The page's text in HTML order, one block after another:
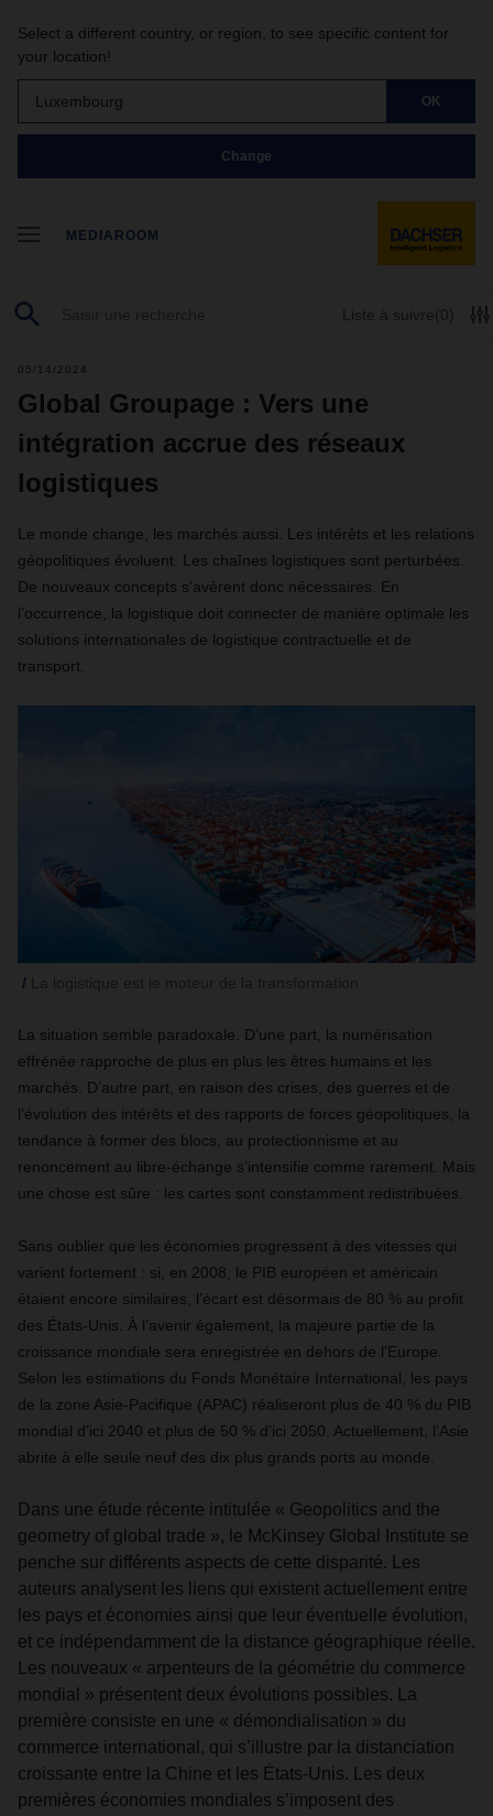
Select a different country, or region, to see specific content for
your location!
Luxembourg OK
Change
MEDIAROOM
Liste à suivre(0)
05/14/2024
Global Groupage : Vers une
intégration accrue des réseaux
logistiques
Le monde change, les marchés aussi. Les intérêts et les relations
géopolitiques évoluent. Les chaînes logistiques sont perturbées.
De nouveaux concepts s’avèrent donc nécessaires. En
l’occurrence, la logistique doit connecter de manière optimale les
solutions internationales de logistique contractuelle et de
transport.
La situation semble paradoxale. D’une part, la numérisation
effrénée rapproche de plus en plus les êtres humains et les
marchés. D’autre part, en raison des crises, des guerres et de
l’évolution des intérêts et des rapports de forces géopolitiques, la
tendance à former des blocs, au protectionnisme et au
renoncement au libre-échange s’intensifie comme rarement. Mais
une chose est sûre : les cartes sont constamment redistribuées.
Sans oublier que les économies progressent à des vitesses qui
varient fortement : si, en 2008, le PIB européen et américain
étaient encore similaires, l’écart est désormais de 80 % au profit
des États-Unis. À l’avenir également, la majeure partie de la
croissance mondiale sera enregistrée en dehors de l’Europe.
Selon les estimations du Fonds Monétaire International, les pays
de la zone Asie-Pacifique (APAC) réaliseront plus de 40 % du PIB
mondial d’ici 2040 et plus de 50 % d’ici 2050. Actuellement, l’Asie
abrite à elle seule neuf des dix plus grands ports au monde.
Dans une étude récente intitulée « Geopolitics and the
geometry of global trade », le McKinsey Global Institute se
penche sur différents aspects de cette disparité. Les
auteurs analysent les liens qui existent actuellement entre
les pays et économies ainsi que leur éventuelle évolution,
et ce indépendamment de la distance géographique réelle.
Les nouveaux « arpenteurs de la géométrie du commerce
mondial » présentent deux évolutions possibles. La
première consiste en une « démondialisation » du
commerce international, qui s’illustre par la distanciation
croissante entre la Chine et les États-Unis. Les deux
premières économies mondiales s’imposent des